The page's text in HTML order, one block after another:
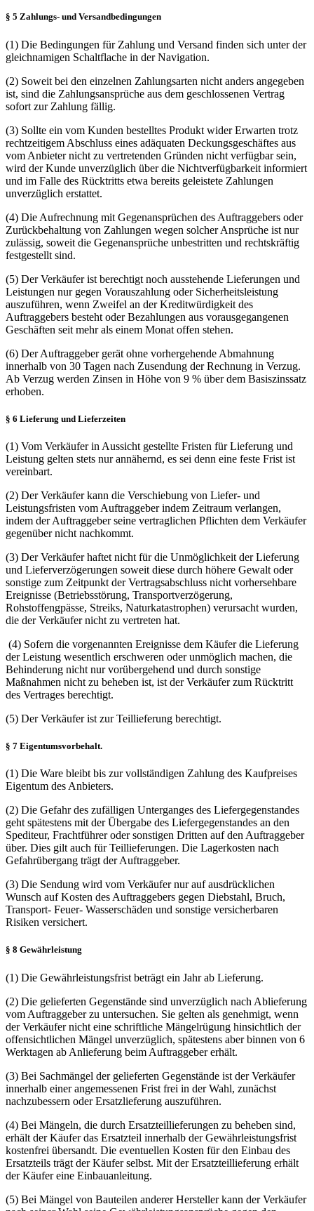
§ 5 Zahlungs- und Versandbedingungen
(1) Die Bedingungen für Zahlung und Versand finden sich unter der
gleichnamigen Schaltflache in der Navigation.
(2) Soweit bei den einzelnen Zahlungsarten nicht anders angegeben
ist, sind die Zahlungsansprüche aus dem geschlossenen Vertrag
sofort zur Zahlung fällig.
(3) Sollte ein vom Kunden bestelltes Produkt wider Erwarten trotz
rechtzeitigem Abschluss eines adäquaten Deckungsgeschäftes aus
vom Anbieter nicht zu vertretenden Gründen nicht verfügbar sein,
wird der Kunde unverzüglich über die Nichtverfügbarkeit informiert
und im Falle des Rücktritts etwa bereits geleistete Zahlungen
unverzüglich erstattet.
(4) Die Aufrechnung mit Gegenansprüchen des Auftraggebers oder
Zurückbehaltung von Zahlungen wegen solcher Ansprüche ist nur
zulässig, soweit die Gegenansprüche unbestritten und rechtskräftig
festgestellt sind.
(5) Der Verkäufer ist berechtigt noch ausstehende Lieferungen und
Leistungen nur gegen Vorauszahlung oder Sicherheitsleistung
auszuführen, wenn Zweifel an der Kreditwürdigkeit des
Auftraggebers besteht oder Bezahlungen aus vorausgegangenen
Geschäften seit mehr als einem Monat offen stehen.
(6) Der Auftraggeber gerät ohne vorhergehende Abmahnung
innerhalb von 30 Tagen nach Zusendung der Rechnung in Verzug.
Ab Verzug werden Zinsen in Höhe von 9 % über dem Basiszinssatz
erhoben.
§ 6 Lieferung und Lieferzeiten
(1) Vom Verkäufer in Aussicht gestellte Fristen für Lieferung und
Leistung gelten stets nur annähernd, es sei denn eine feste Frist ist
vereinbart.
(2) Der Verkäufer kann die Verschiebung von Liefer- und
Leistungsfristen vom Auftraggeber indem Zeitraum verlangen,
indem der Auftraggeber seine vertraglichen Pflichten dem Verkäufer
gegenüber nicht nachkommt.
(3) Der Verkäufer haftet nicht für die Unmöglichkeit der Lieferung
und Lieferverzögerungen soweit diese durch höhere Gewalt oder
sonstige zum Zeitpunkt der Vertragsabschluss nicht vorhersehbare
Ereignisse (Betriebsstörung, Transportverzögerung,
Rohstoffengpässe, Streiks, Naturkatastrophen) verursacht wurden,
die der Verkäufer nicht zu vertreten hat.
(4) Sofern die vorgenannten Ereignisse dem Käufer die Lieferung
der Leistung wesentlich erschweren oder unmöglich machen, die
Behinderung nicht nur vorübergehend und durch sonstige
Maßnahmen nicht zu beheben ist, ist der Verkäufer zum Rücktritt
des Vertrages berechtigt.
(5) Der Verkäufer ist zur Teillieferung berechtigt.
§ 7 Eigentumsvorbehalt.
(1) Die Ware bleibt bis zur vollständigen Zahlung des Kaufpreises
Eigentum des Anbieters.
(2) Die Gefahr des zufälligen Unterganges des Liefergegenstandes
geht spätestens mit der Übergabe des Liefergegenstandes an den
Spediteur, Frachtführer oder sonstigen Dritten auf den Auftraggeber
über. Dies gilt auch für Teillieferungen. Die Lagerkosten nach
Gefahrübergang trägt der Auftraggeber.
(3) Die Sendung wird vom Verkäufer nur auf ausdrücklichen
Wunsch auf Kosten des Auftraggebers gegen Diebstahl, Bruch,
Transport- Feuer- Wasserschäden und sonstige versicherbaren
Risiken versichert.
§ 8 Gewährleistung
(1) Die Gewährleistungsfrist beträgt ein Jahr ab Lieferung.
(2) Die gelieferten Gegenstände sind unverzüglich nach Ablieferung
vom Auftraggeber zu untersuchen. Sie gelten als genehmigt, wenn
der Verkäufer nicht eine schriftliche Mängelrügung hinsichtlich der
offensichtlichen Mängel unverzüglich, spätestens aber binnen von 6
Werktagen ab Anlieferung beim Auftraggeber erhält.
(3) Bei Sachmängel der gelieferten Gegenstände ist der Verkäufer
innerhalb einer angemessenen Frist frei in der Wahl, zunächst
nachzubessern oder Ersatzlieferung auszuführen.
(4) Bei Mängeln, die durch Ersatzteillieferungen zu beheben sind,
erhält der Käufer das Ersatzteil innerhalb der Gewährleistungsfrist
kostenfrei übersandt. Die eventuellen Kosten für den Einbau des
Ersatzteils trägt der Käufer selbst. Mit der Ersatzteillieferung erhält
der Käufer eine Einbauanleitung.
(5) Bei Mängel von Bauteilen anderer Hersteller kann der Verkäufer